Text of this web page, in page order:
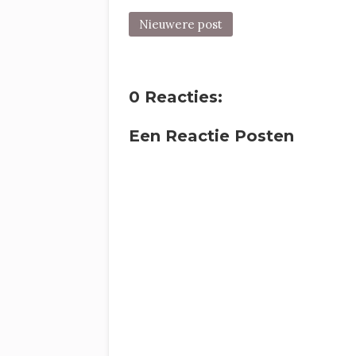
Nieuwere post
0 Reacties:
Een Reactie Posten